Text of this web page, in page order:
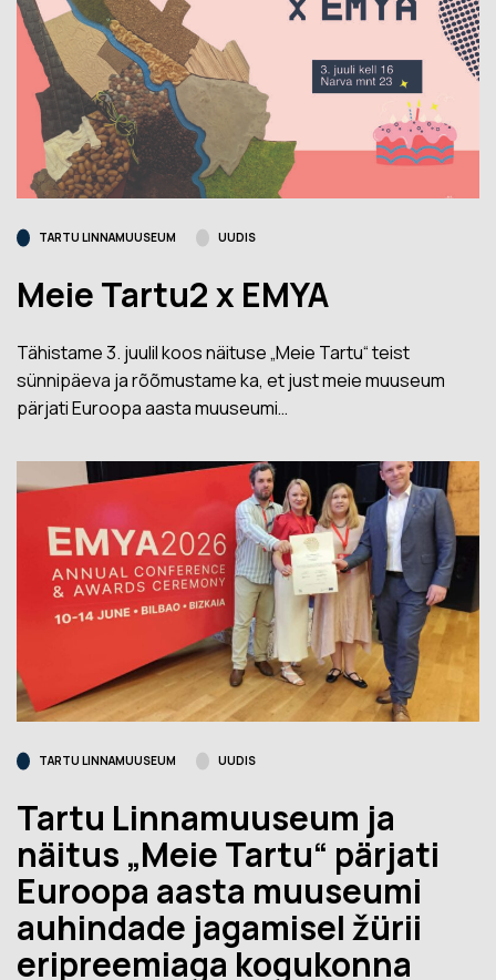
TARTU LINNAMUUSEUM UUDIS
Meie Tartu2 x EMYA
Tähistame 3. juulil koos näituse „Meie Tartu“ teist
sünnipäeva ja rõõmustame ka, et just meie muuseum
pärjati Euroopa aasta muuseumi…
TARTU LINNAMUUSEUM UUDIS
Tartu Linnamuuseum ja
näitus „Meie Tartu“ pärjati
Euroopa aasta muuseumi
auhindade jagamisel žürii
eripreemiaga kogukonna